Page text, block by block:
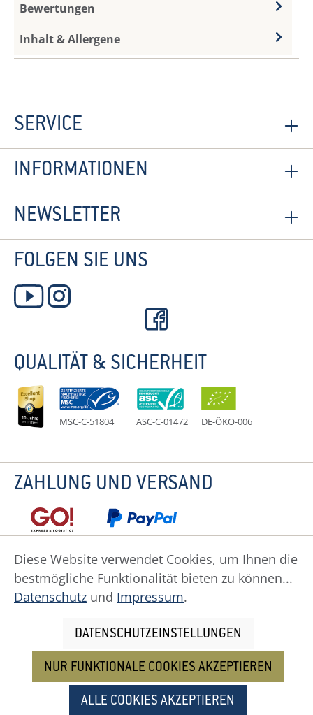
Bewertungen
Inhalt & Allergene
SERVICE
INFORMATIONEN
NEWSLETTER
FOLGEN SIE UNS
QUALITÄT & SICHERHEIT
MSC-C-51804 ASC-C-01472 DE-ÖKO-006
ZAHLUNG UND VERSAND
Datenschutz Impressum
Widerruf
Widerrufsformular
AGB Zahlung
Cookie Einstellungen
Alle Preise inkl. gesetzl. Mehrwertsteuer zzgl.
nicht anders angegeben.
Diese Website verwendet Cookies, um Ihnen die
bestmögliche Funktionalität bieten zu können...
Datenschutz und Impressum.
DATENSCHUTZEINSTELLUNGEN
NUR FUNKTIONALE COOKIES AKZEPTIEREN
ALLE COOKIES AKZEPTIEREN